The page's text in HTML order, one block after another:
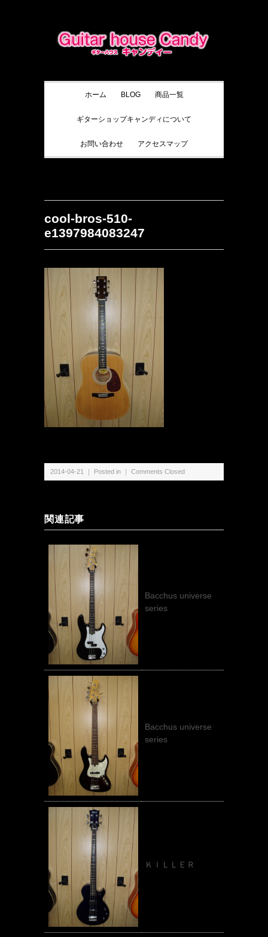
ホーム BLOG 商品一覧
ギターショップキャンディについて
お問い合わせ アクセスマップ
cool-bros-510-
e1397984083247
2014-04-21 ｜ Posted in ｜ Comments Closed
関連記事
Bacchus universe
series
Bacchus universe
series
ＫＩＬＬＥＲ